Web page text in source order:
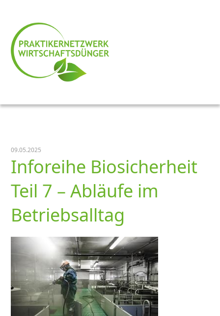
09.05.2025
Inforeihe Biosicherheit
Teil 7 – Abläufe im
Betriebsalltag